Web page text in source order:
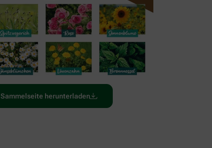
Sammelseite herunterladen